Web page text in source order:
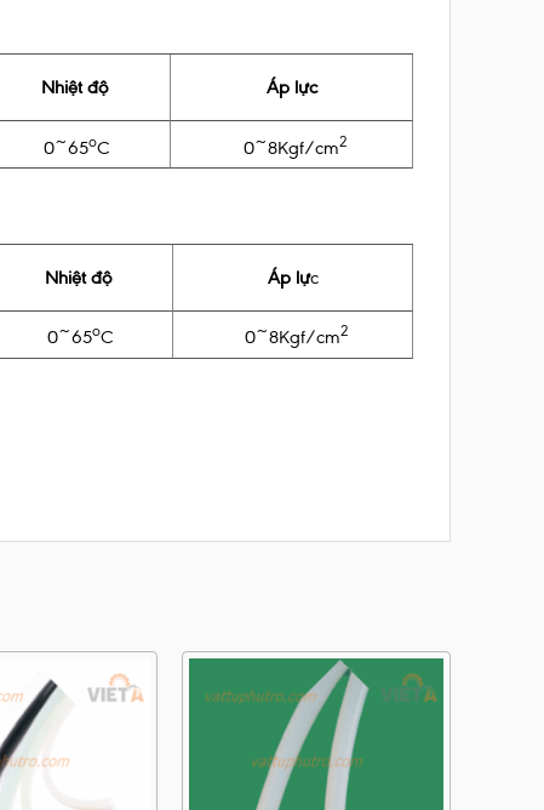
Nhiệt độ Áp lực
0~65oC 0~8Kgf/cm2
Nhiệt độ Áp lực
0~65oC 0~8Kgf/cm2